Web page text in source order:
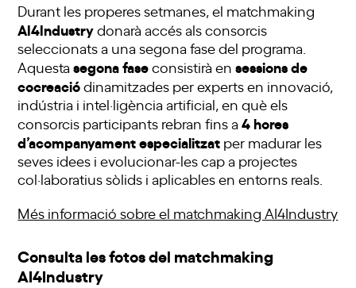
Durant les properes setmanes, el matchmaking
AI4Industrydonarà accés als consorcis
seleccionats a una segona fase del programa.
Aquestasegona faseconsistirà ensessions de
cocreaciódinamitzades per experts en innovació,
indústria i intel·ligència artificial, en què els
consorcis participants rebran fins a4 hores
d’acompanyament especialitzat per madurar les
seves idees i evolucionar-les cap a projectes
col·laboratius sòlids i aplicables en entorns reals.
Més informació sobre el matchmaking AI4Industry
Consulta les fotos del matchmaking
AI4Industry